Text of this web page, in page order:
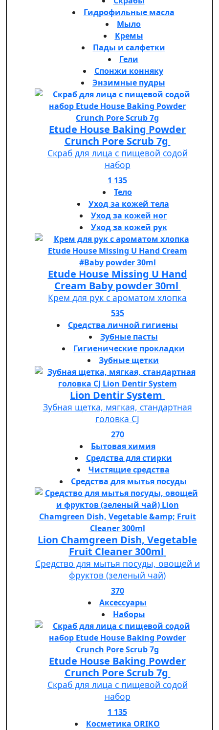
Гидрофильные масла
Мыло
Кремы
Пады и салфетки
Гели
Спонжи конняку
Энзимные пудры
Etude House Baking Powder
Crunch Pore Scrub 7g
Скраб для лица с пищевой содой
набор
1 135
Тело
Уход за кожей тела
Уход за кожей ног
Уход за кожей рук
Etude House Missing U Hand
Cream Baby powder 30ml
Крем для рук с ароматом хлопка
535
Средства личной гигиены
Зубные пасты
Гигиенические прокладки
Зубные щетки
Lion Dentir System
Зубная щетка, мягкая, стандартная
головка СJ
270
Бытовая химия
Средства для стирки
Чистящие средства
Средства для мытья посуды
Lion Chamgreen Dish, Vegetable
Fruit Cleaner 300ml
Средство для мытья посуды, овощей и
фруктов (зеленый чай)
370
Аксессуары
Наборы
Etude House Baking Powder
Crunch Pore Scrub 7g
Скраб для лица с пищевой содой
набор
1 135
Косметика ORIKO